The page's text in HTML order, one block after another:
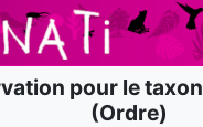
pour le taxon
(Ordre)